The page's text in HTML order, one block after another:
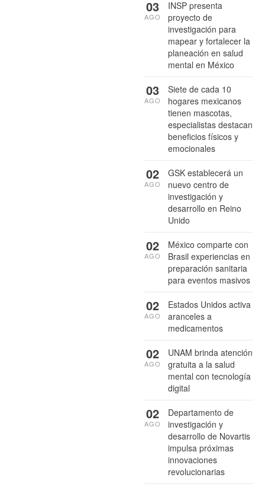
INSP presenta
proyecto de
investigación para
mapear y fortalecer la
planeación en salud
mental en México
03
AGO
Siete de cada 10
hogares mexicanos
tienen mascotas,
especialistas destacan
beneficios físicos y
emocionales
03
AGO
GSK establecerá un
nuevo centro de
investigación y
desarrollo en Reino
Unido
02
AGO
México comparte con
Brasil experiencias en
preparación sanitaria
para eventos masivos
02
AGO
Estados Unidos activa
aranceles a
medicamentos
02
AGO
UNAM brinda atención
gratuita a la salud
mental con tecnología
digital
02
AGO
Departamento de
investigación y
desarrollo de Novartis
impulsa próximas
innovaciones
revolucionarias
02
AGO